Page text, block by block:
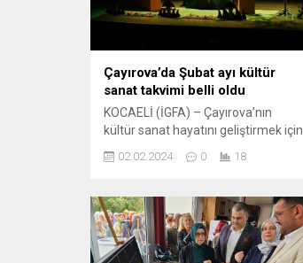
Çayırova’da Şubat ayı kültür
sanat takvimi belli oldu
KOCAELİ (İGFA) – Çayırova’nın
kültür sanat hayatını geliştirmek için
birbirinden önemli etkinlikleri, ilçe
sakinleriyle buluşturan Çayırova
takvimini de belirledi. Çayırovalıların
ilgiyle takip ettiği kültür sanat
etkinliklerinde; konser, çocuk
tiyatrosu ve yetişkin tiyatrosu yer
02.02.2024 0 18